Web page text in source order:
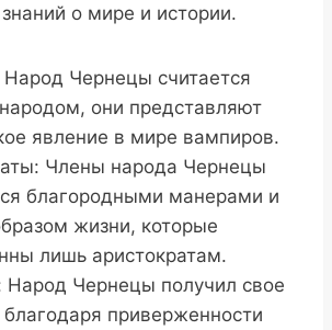
о мире и истории.
Чернецы считается
они представляют
явление в мире вампиров.
Члены народа Чернецы
благородными манерами и
жизни, которые
лишь аристократам.
Чернецы получил свое
благодаря приверженности